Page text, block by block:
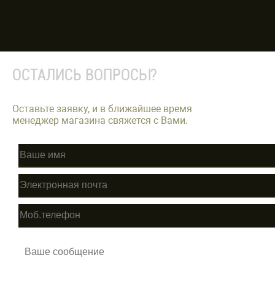
ОСТАЛИСЬ ВОПРОСЫ?
Оставьте заявку, и в ближайшее время
менеджер магазина свяжется с Вами.